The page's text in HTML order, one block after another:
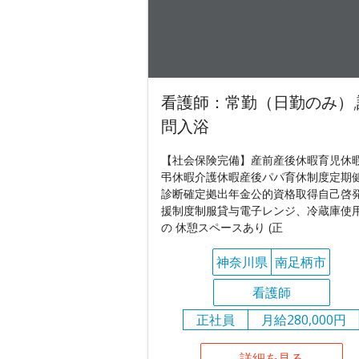
看護師：常勤（日勤のみ）
問入浴
【社会保険完備】産前産後休暇育児休
弔休暇介護休暇産後パパ育休制度定期
診断確定拠出年金公的資格取得自己啓
援制度制服貸与電子レンジ、冷蔵庫使
の 休憩スペースあり (正
神奈川県 南足柄市
看護師
正社員
月給280,000円